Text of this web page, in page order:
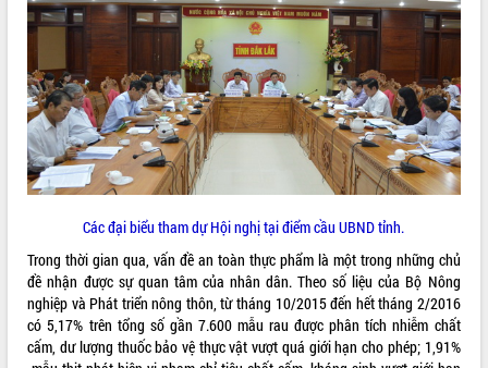
QUY HOẠCH - KẾ HOẠCH
Các đại biểu tham dự Hội nghị tại điểm cầu UBND tỉnh.
Trong thời gian qua, vấn đề an toàn thực phẩm là một trong những chủ
đề nhận được sự quan tâm của nhân dân. Theo số liệu của Bộ Nông
nghiệp và Phát triển nông thôn, từ tháng 10/2015 đến hết tháng 2/2016
có 5,17% trên tổng số gần 7.600 mẫu rau được phân tích nhiễm chất
cấm, dư lượng thuốc bảo vệ thực vật vượt quá giới hạn cho phép; 1,91%